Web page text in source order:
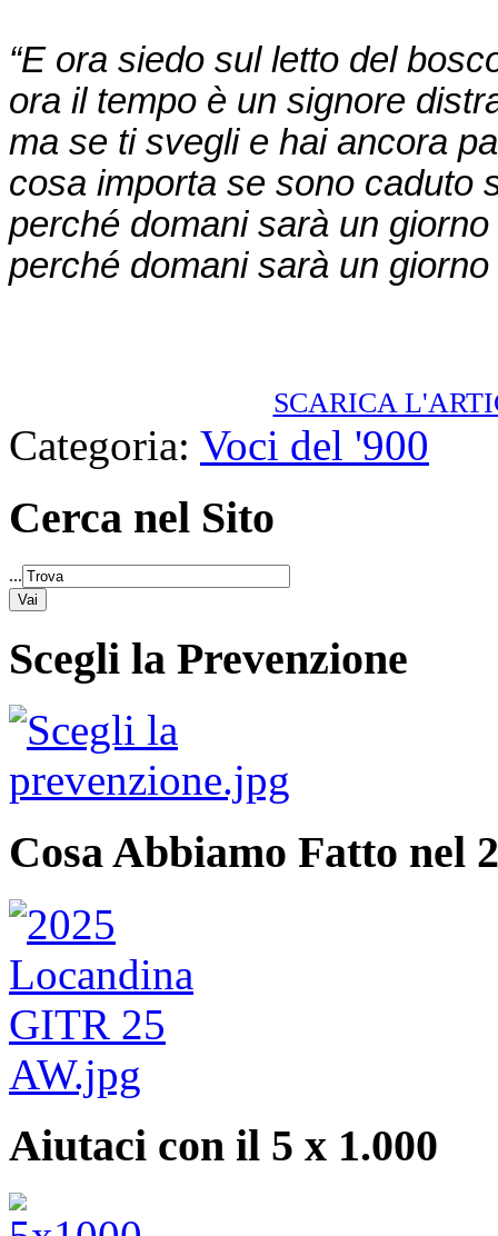
“E ora siedo sul letto del
ora il tempo è un signore
ma se ti svegli e hai ancora
cosa importa se sono caduto
perché domani sarà un
perché domani sarà un
SCARICA
Categoria: Voci del '900
Cerca nel Sito
...
Scegli la Prevenzione
Cosa Abbiamo Fatto nel
Aiutaci con il 5 x 1.000